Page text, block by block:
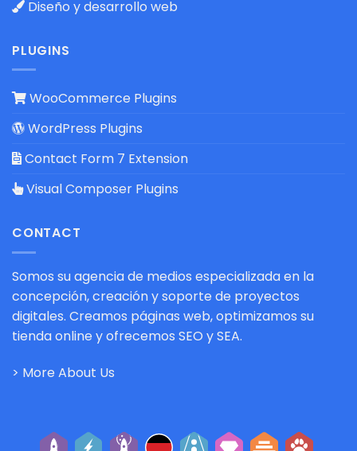
Diseño y desarrollo web
PLUGINS
WooCommerce Plugins
WordPress Plugins
Contact Form 7 Extension
Visual Composer Plugins
CONTACT
Somos su agencia de medios especializada en la
concepción, creación y soporte de proyectos
digitales. Creamos páginas web, optimizamos su
tienda online y ofrecemos SEO y SEA.
> More About Us